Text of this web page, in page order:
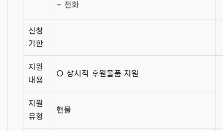
– 전화
신청
기한
지원
내용
○ 상시적 후원물품 지원
지원
유형
현물